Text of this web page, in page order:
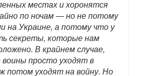
местах и хоронятся
по ночам — но не потому
на Украине, а потому что у
секреты, которые нам
В крайнем случае,
воины просто уходят в
потом уходят на войну. Но